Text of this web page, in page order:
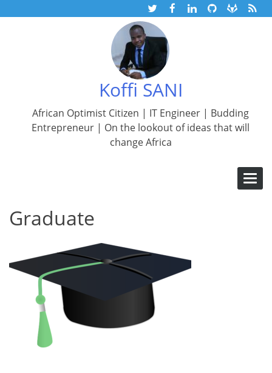
to
Koffi SANI
African Optimist Citizen | IT Engineer | Budding
Entrepreneur | On the lookout of ideas that will
change Africa
Basculer
la
navigation
Graduate